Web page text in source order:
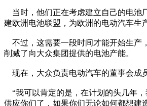
当时，他们正在考虑建立自己的电池
建欧洲电池联盟，为欧洲的电动汽车生
不过，这需要一段时间才能开始生产
削减了向大众集团提供的电池产能。
现在，大众负责电动汽车的董事会成
“我可以肯定的是，在计划的头几年
供应你们了，如果你们无论如何都想